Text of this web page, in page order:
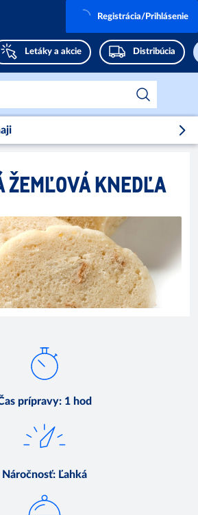
Letáky a akcie Distribúcia
Registrácia/Prihlásenie
ŽEMĽOVÁ KNEDĽA
prípravy: 1 hod
Náročnosť: Ľahká